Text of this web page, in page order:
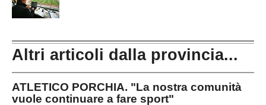
Altri articoli dalla provincia...
ATLETICO PORCHIA. "La nostra comunità
vuole continuare a fare sport"